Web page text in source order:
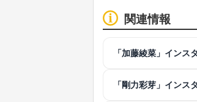
関連情報
「加藤綾菜」インス
「剛力彩芽」インス